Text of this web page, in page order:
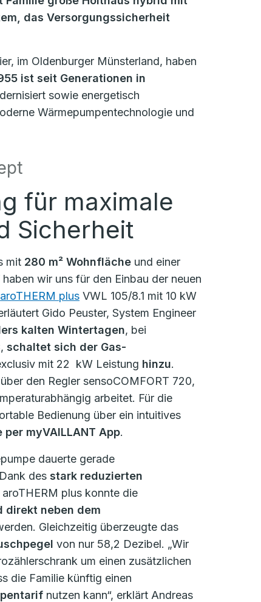
das Versorgungssicherheit
im Oldenburger Münsterland, haben
ist seit Generationen in
sowie energetisch
Wärmepumpentechnologie und
für maximale
Sicherheit
mit 280 m² Wohnfläche und einer
haben wir uns für den Einbau der neuen
aroTHERM plus VWL 105/8.1 mit 10 kW
Gido Peuster, System Engineer
kalten Wintertagen, bei
schaltet sich der Gas-
mit 22 kW Leistung hinzu.
den Regler sensoCOMFORT 720,
arbeitet. Für die
Bedienung über ein intuitives
myVAILLANT App.
dauerte gerade
des stark reduzierten
aroTHERM plus konnte die
direkt neben dem
Gleichzeitig überzeugte das
von nur 58,2 Dezibel. „Wir
um einen zusätzlichen
die Familie künftig einen
nutzen kann“, erklärt Andreas